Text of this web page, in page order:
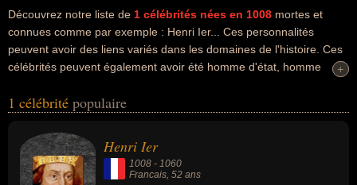
Découvrez notre liste de 1 célébrités nées en 1008 mortes et
connues comme par exemple : Henri Ier... Ces personnalités
peuvent avoir des liens variés dans les domaines de l'histoire. Ces
célébrités peuvent également avoir été homme d'état, homme
de leurs morts, ils peuvent avoir été francais par exemple.
+
+
1 célébrité populaire
Henri Ier
1008 - 1060
Francais, 52 ans